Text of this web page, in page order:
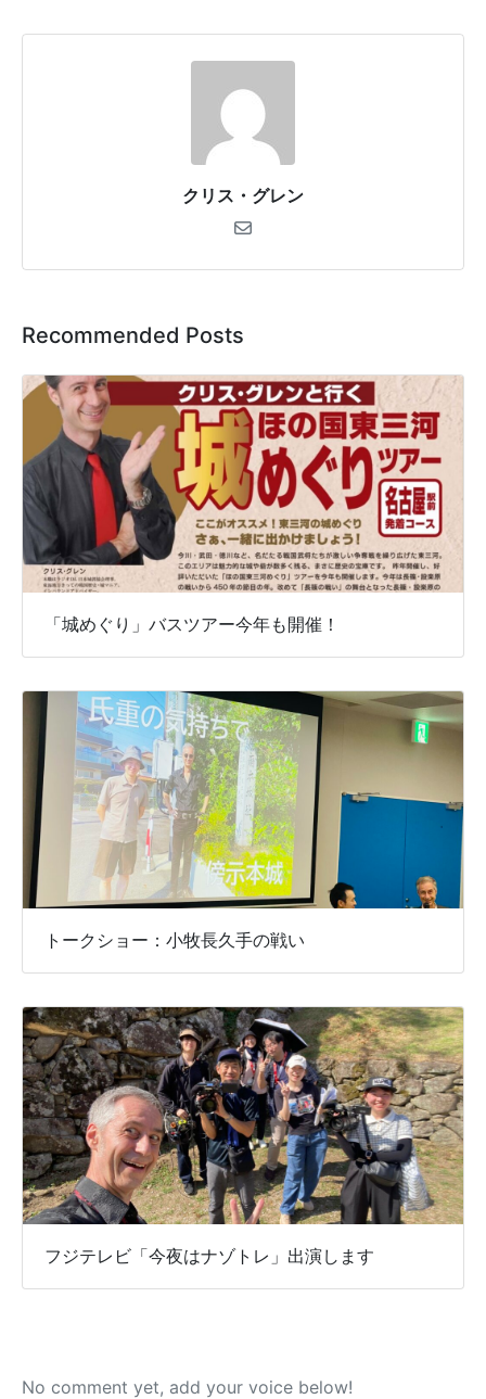
クリス・グレン
Recommended Posts
「城めぐり」バスツアー今年も開催！
トークショー：小牧長久手の戦い
フジテレビ「今夜はナゾトレ」出演します
No comment yet, add your voice below!